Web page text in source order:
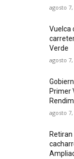
agosto 7,
Vuelca
Verde
agosto 7,
Primer
agosto 7,